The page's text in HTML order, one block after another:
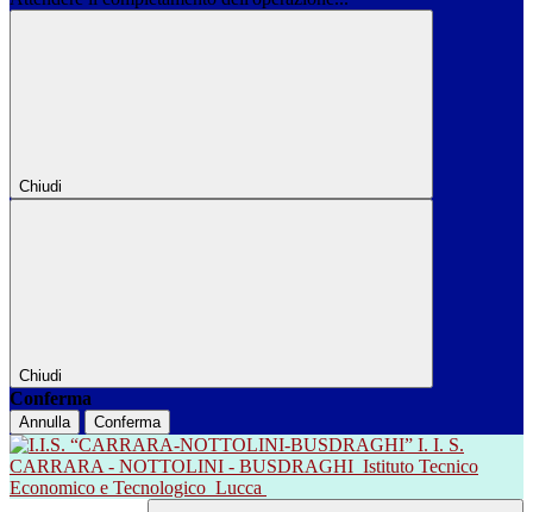
Chiudi
Chiudi
Conferma
Annulla Conferma
I. I. S.
CARRARA - NOTTOLINI - BUSDRAGHI Istituto Tecnico
Economico e Tecnologico Lucca